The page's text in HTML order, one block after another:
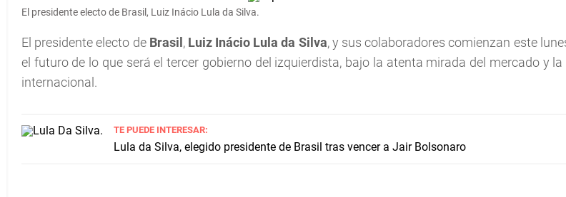
El presidente electo de Brasil, Luiz Inácio Lula da Silva.
El presidente electo de Brasil , Luiz Inácio Lula da Silva, y sus colaboradores comienzan este
el futuro de lo que será el tercer gobierno del izquierdista, bajo la atenta mirada del mercado y
internacional.
TE PUEDE INTERESAR:
Lula da Silva, elegido presidente de Brasil tras vencer a Jair Bolsonaro